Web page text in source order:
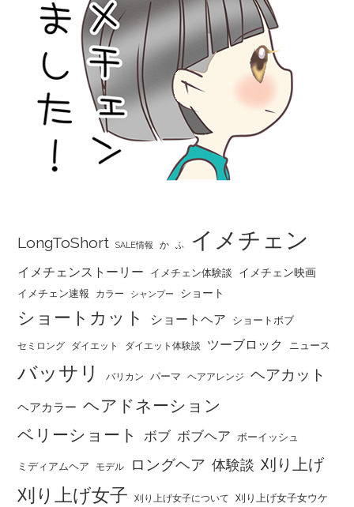
LongToShort SALE情報 か ふ イメチェン
イメチェンストーリー イメチェン体験談 イメチェン映画
イメチェン速報 カラー シャンプー ショート
ショートカット ショートヘア ショートボブ
セミロング ダイエット ダイエット体験談 ツーブロック ニュース
バッサリ バリカン パーマ ヘアアレンジ ヘアカット
ヘアカラー ヘアドネーション
ベリーショート
ボブ ボブヘア ボーイッシュ
ミディアムヘア モデル ロングヘア 体験談 刈り上げ
刈り上げ女子 刈り上げ女子について 刈り上げ女子女ウケ